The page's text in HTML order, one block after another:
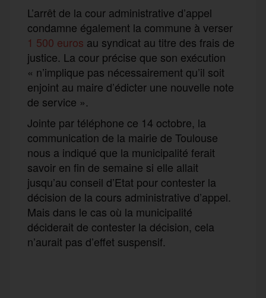
L’arrêt de la cour administrative d’appel
condamne également la commune à verser
1 500 euros au syndicat au titre des frais de
justice. La cour précise que son exécution
« n’implique pas nécessairement qu’il soit
enjoint au maire d’édicter une nouvelle note
de service ».
Jointe par téléphone ce 14 octobre, la
communication de la mairie de Toulouse
nous a indiqué que la municipalité ferait
savoir en fin de semaine si elle allait
jusqu’au conseil d’Etat pour contester la
décision de la cours administrative d’appel.
Mais dans le cas où la municipalité
déciderait de contester la décision, cela
n’aurait pas d’effet suspensif.